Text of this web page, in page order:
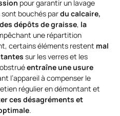
pour garantir un lavage
bouchés pardu calcaire,
dépôts de graisse, la
une répartition
certains éléments restent mal
sur les verres et les
entraîne une usure
l’appareil à compenser le
régulier en démontant et
ces désagréments et
.